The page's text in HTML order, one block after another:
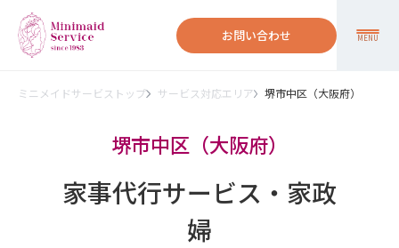
お問い合わせ MENU
ミニメイドサービストップ サービス対応エリア 堺市中区（大阪府）
堺市中区（大阪府）
家事代行サービス・家政
婦